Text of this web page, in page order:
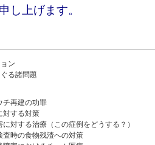
し上げます。
ン
る諸問題
チ再建の功罪
対する対策
に対する治療（この症例をどうする？）
査時の食物残渣への対策